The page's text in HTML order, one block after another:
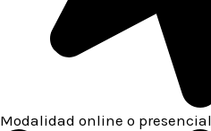
Modalidad online o presencial